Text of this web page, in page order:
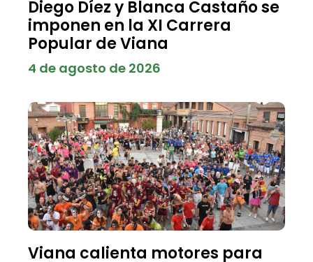
Diego Díez y Blanca Castaño se
imponen en la XI Carrera
Popular de Viana
4 de agosto de 2026
Viana calienta motores para